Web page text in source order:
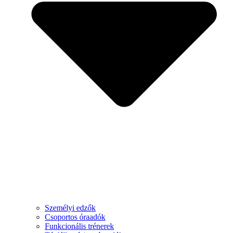
Személyi edzők
Csoportos óraadók
Funkcionális trénerek